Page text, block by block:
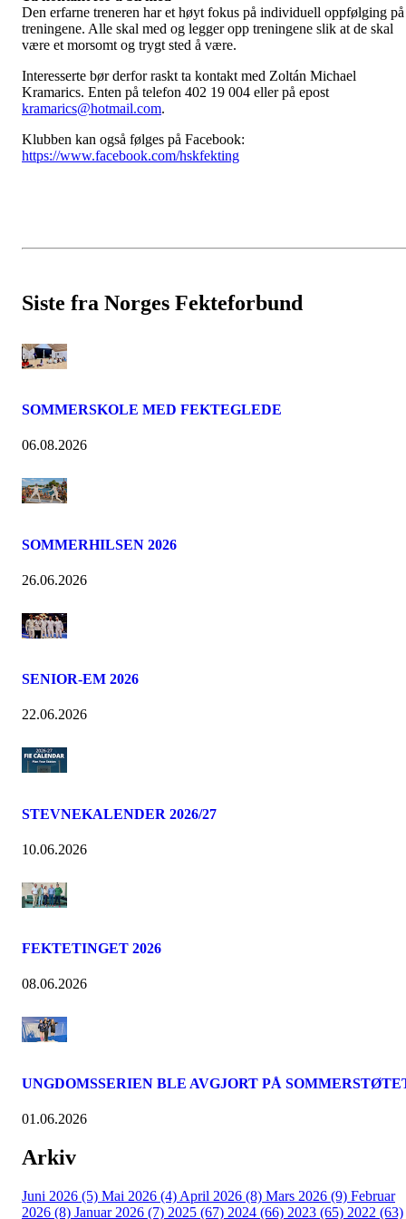
Den erfarne treneren har et høyt fokus på individuell oppfølging på
treningene. Alle skal med og legger opp treningene slik at de skal
være et morsomt og trygt sted å være.
Interesserte bør derfor raskt ta kontakt med Zoltán Michael
Kramarics. Enten på telefon 402 19 004 eller på epost
kramarics@hotmail.com.
Klubben kan også følges på Facebook:
https://www.facebook.com/hskfekting
Siste fra Norges Fekteforbund
SOMMERSKOLE MED FEKTEGLEDE
06.08.2026
SOMMERHILSEN 2026
26.06.2026
SENIOR-EM 2026
22.06.2026
STEVNEKALENDER 2026/27
10.06.2026
FEKTETINGET 2026
08.06.2026
UNGDOMSSERIEN BLE AVGJORT PÅ
01.06.2026
Arkiv
Juni 2026 (5) Mai 2026 (4) April 2026 (8) Mars 2026 (9) Februar
2026 (8) Januar 2026 (7) 2025 (67) 2024 (66) 2023 (65) 2022 (63)